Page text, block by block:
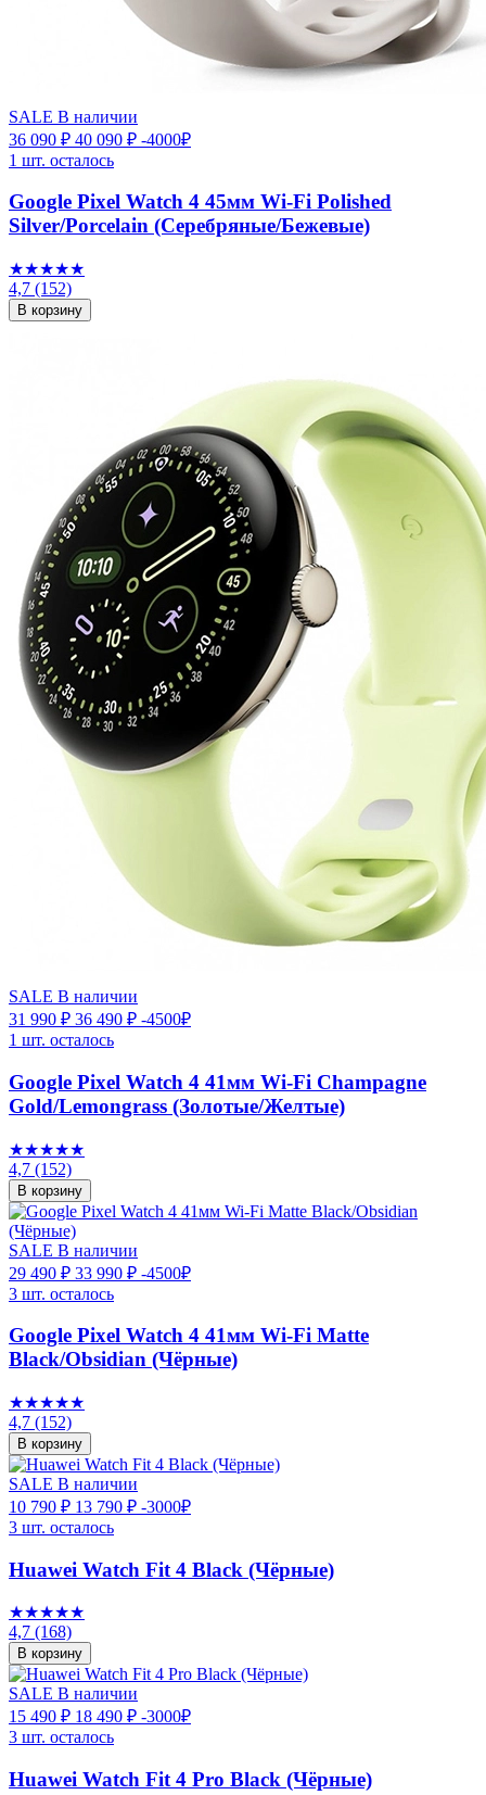
SALE В наличии
36 090 ₽ 40 090 ₽ -4000₽
1 шт. осталось
Google Pixel Watch 4 45мм Wi-Fi Polished
Silver/Porcelain (Серебряные/Бежевые)
★★★★★
4,7 (152)
В корзину
SALE В наличии
31 990 ₽ 36 490 ₽ -4500₽
1 шт. осталось
Google Pixel Watch 4 41мм Wi-Fi Champagne
Gold/Lemongrass (Золотые/Желтые)
★★★★★
4,7 (152)
В корзину
SALE В наличии
29 490 ₽ 33 990 ₽ -4500₽
3 шт. осталось
Google Pixel Watch 4 41мм Wi-Fi Matte
Black/Obsidian (Чёрные)
★★★★★
4,7 (152)
В корзину
SALE В наличии
10 790 ₽ 13 790 ₽ -3000₽
3 шт. осталось
Huawei Watch Fit 4 Black (Чёрные)
★★★★★
4,7 (168)
В корзину
SALE В наличии
15 490 ₽ 18 490 ₽ -3000₽
3 шт. осталось
Huawei Watch Fit 4 Pro Black (Чёрные)